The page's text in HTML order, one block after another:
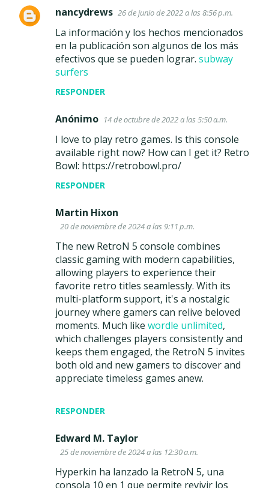
nancydrews 26 de junio de 2022 a las 8:56 p.m.
La información y los hechos mencionados
en la publicación son algunos de los más
efectivos que se pueden lograr. subway
surfers
RESPONDER
Anónimo 14 de octubre de 2022 a las 5:50 a.m.
I love to play retro games. Is this console
available right now? How can I get it? Retro
Bowl: https://retrobowl.pro/
RESPONDER
Martin Hixon
20 de noviembre de 2024 a las 9:11 p.m.
The new RetroN 5 console combines
classic gaming with modern capabilities,
allowing players to experience their
favorite retro titles seamlessly. With its
multi-platform support, it's a nostalgic
journey where gamers can relive beloved
moments. Much like wordle unlimited,
which challenges players consistently and
keeps them engaged, the RetroN 5 invites
both old and new gamers to discover and
appreciate timeless games anew.
RESPONDER
Edward M. Taylor
25 de noviembre de 2024 a las 12:30 a.m.
Hyperkin ha lanzado la RetroN 5, una
consola 10 en 1 que permite revivir los